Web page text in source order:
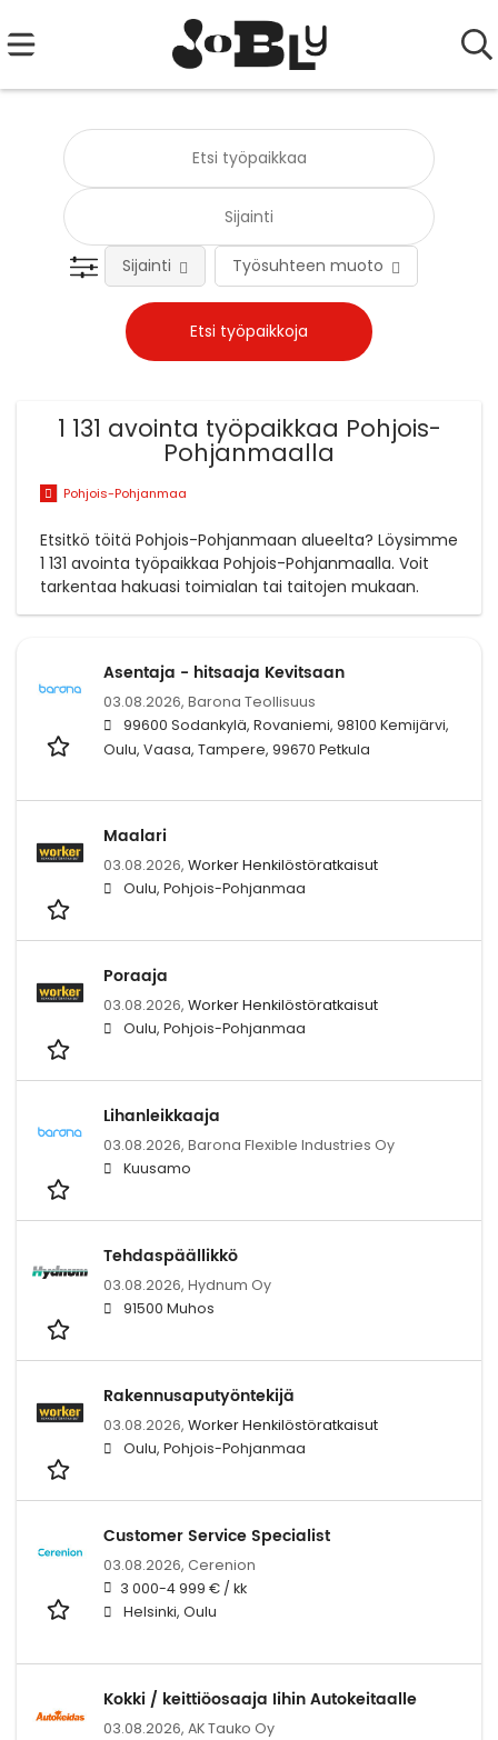
Työsuhteen muoto
Sijainti
1 131 avointa työpaikkaa Pohjois-
Pohjanmaalla
Pohjois-Pohjanmaa
Etsitkö töitä Pohjois-Pohjanmaan alueelta? Löysimme
1 131 avointa työpaikkaa Pohjois-Pohjanmaalla. Voit
tarkentaa hakuasi toimialan tai taitojen mukaan.
Asentaja - hitsaaja Kevitsaan
03.08.2026, Barona Teollisuus
99600 Sodankylä, Rovaniemi, 98100 Kemijärvi,
Oulu, Vaasa, Tampere, 99670 Petkula
Maalari
03.08.2026, Worker Henkilöstöratkaisut
Oulu, Pohjois-Pohjanmaa
Poraaja
03.08.2026, Worker Henkilöstöratkaisut
Oulu, Pohjois-Pohjanmaa
Lihanleikkaaja
03.08.2026, Barona Flexible Industries Oy
Kuusamo
Tehdaspäällikkö
03.08.2026, Hydnum Oy
91500 Muhos
Rakennusaputyöntekijä
03.08.2026, Worker Henkilöstöratkaisut
Oulu, Pohjois-Pohjanmaa
Customer Service Specialist
03.08.2026, Cerenion
3 000-4 999 € / kk
Helsinki, Oulu
Kokki / keittiöosaaja Iihin Autokeitaalle
03.08.2026, AK Tauko Oy